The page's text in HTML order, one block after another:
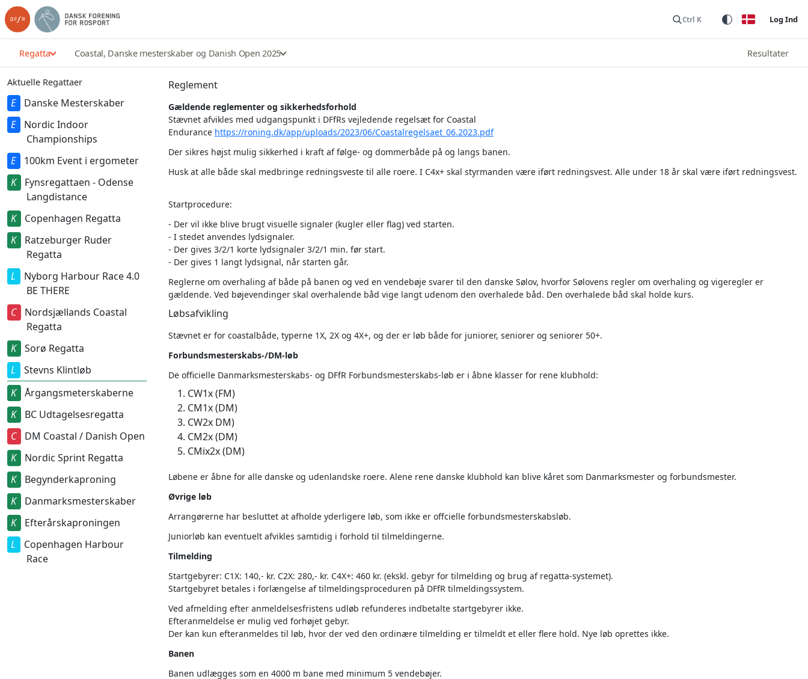
Ctrl K Log Ind
Regatta Coastal, Danske mesterskaber og Danish Open 2025 Resultater
Aktuelle Regattaer
Danske Mesterskaber
Nordic Indoor
Championships
100km Event i ergometer
Fynsregattaen - Odense
Langdistance
Copenhagen Regatta
Ratzeburger Ruder
Regatta
Nyborg Harbour Race 4.0
BE THERE
Nordsjællands Coastal
Regatta
Sorø Regatta
Stevns Klintløb
Årgangsmeterskaberne
BC Udtagelsesregatta
DM Coastal / Danish Open
Nordic Sprint Regatta
Begynderkaproning
Danmarksmesterskaber
Efterårskaproningen
Copenhagen Harbour
Race
Reglement
Gældende reglementer og sikkerhedsforhold
Stævnet afvikles med udgangspunkt i DFfRs vejledende regelsæt for Coastal
Endurance https://roning.dk/app/uploads/2023/06/Coastalregelsaet_06.2023.pdf
Der sikres højst mulig sikkerhed i kraft af følge- og dommerbåde på og langs banen.
Husk at alle både skal medbringe redningsveste til alle roere. I C4x+ skal styrmanden være iført redningsvest. Alle under 18 år skal være iført redningsvest.
Startprocedure:
- Der vil ikke blive brugt visuelle signaler (kugler eller flag) ved starten.
- I stedet anvendes lydsignaler.
- Der gives 3/2/1 korte lydsignaler 3/2/1 min. før start.
- Der gives 1 langt lydsignal, når starten går.
Reglerne om overhaling af både på banen og ved en vendebøje svarer til den danske Sølov, hvorfor Sølovens regler om overhaling og vigeregler er
gældende. Ved bøjevendinger skal overhalende båd vige langt udenom den overhalede båd. Den overhalede båd skal holde kurs.
Løbsafvikling
Stævnet er for coastalbåde, typerne 1X, 2X og 4X+, og der er løb både for juniorer, seniorer og seniorer 50+.
Forbundsmesterskabs-/DM-løb
De officielle Danmarksmesterskabs- og DFfR Forbundsmesterskabs-løb er i åbne klasser for rene klubhold:
CW1x (FM)
CM1x (DM)
CW2x DM)
CM2x (DM)
CMix2x (DM)
Løbene er åbne for alle danske og udenlandske roere. Alene rene danske klubhold kan blive kåret som Danmarksmester og forbundsmester.
Øvrige løb
Arrangørerne har besluttet at afholde yderligere løb, som ikke er offcielle forbundsmesterskabsløb.
Juniorløb kan eventuelt afvikles samtidig i forhold til tilmeldingerne.
Tilmelding
Startgebyrer: C1X: 140,- kr. C2X: 280,- kr. C4X+: 460 kr. (ekskl. gebyr for tilmelding og brug af regatta-systemet).
Startgebyret betales i forlængelse af tilmeldingsproceduren på DFfR tilmeldingssystem.
Ved afmelding efter anmeldelsesfristens udløb refunderes indbetalte startgebyrer ikke.
Efteranmeldelse er mulig ved forhøjet gebyr.
Der kan kun efteranmeldes til løb, hvor der ved den ordinære tilmelding er tilmeldt et eller flere hold. Nye løb oprettes ikke.
Banen
Banen udlægges som en 4000 m bane med minimum 5 vendebøjer.